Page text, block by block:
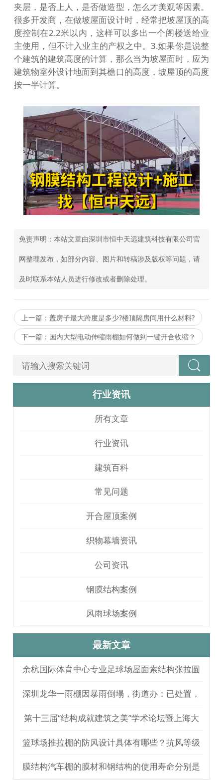
夹层，是否上人，是否做造型，怎么才美观等因素。
很多开发商，在做坡屋面设计时，经常把坡屋顶的高
度控制在2.2米以内，这样可以多出一个阁楼送给业
主使用，但不计入业主的产权之中。3.如果你是说整
个建筑的建筑高度的计算，那么当为坡屋面时，应为
建筑物室外设计地面到其檐口的高度，坡屋顶的高度
按一半计算。
免责声明：本站文章由深圳市恒中天远建筑科技有限公司官
网整理发布，如部分内容、图片和转稿涉及版权等问题，请
及时联系本站人员进行修改或者删除处理。
上一篇：盖房子最大跨度是多少?楼顶隔房间用什么材料?
下一篇：国内大型电动伸缩雨棚如何做到一键开合收缩？
行业资讯
所有文章
行业资讯
建筑百科
常见问题
开合屋顶案例
织物幕墙资讯
公司资讯
钢膜结构案例
风雨球场案例
最新文章
余杭国际体育中心专业足球场屋面索结构张拉圆
满完成
深圳龙华一雨棚因暴雨倒塌，街道办：已处置，
无人员伤亡
第十三届“结构成就建筑之美”学术论坛暨上海大
歌剧院观摩
篮球场推拉棚的防风设计具体有哪些？抗风等级
如何测试验证？
膜结构汽车棚的膜材和钢结构的使用寿命分别是